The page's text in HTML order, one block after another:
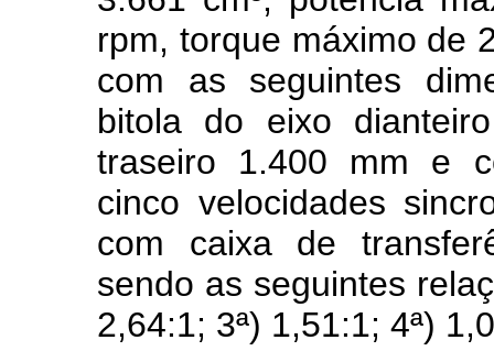
rpm, torque máximo de
com as seguintes
bitola do eixo
traseiro 1.400 mm e
cinco velocidades
com caixa de
sendo as seguintes
2,64:1; 3ª) 1,51:1; 4ª)